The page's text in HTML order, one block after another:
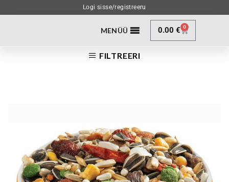
Logi sisse/registreeru
MENÜÜ 0.00€ 0
FILTREERI